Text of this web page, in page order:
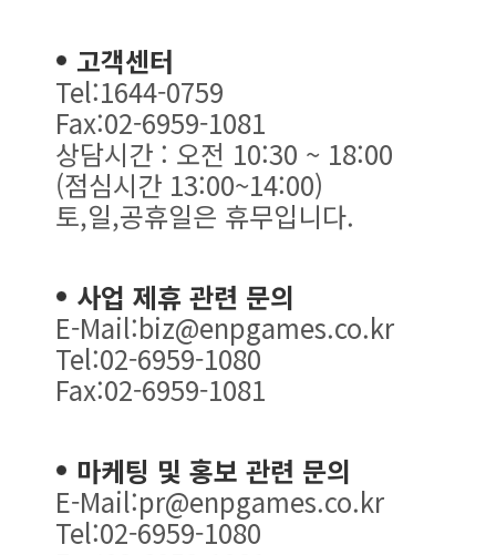
고객센터
Tel:1644-0759
Fax:02-6959-1081
상담시간 : 오전 10:30 ~ 18:00
(점심시간 13:00~14:00)
토,일,공휴일은 휴무입니다.
사업 제휴 관련 문의
E-Mail:biz@enpgames.co.kr
Tel:02-6959-1080
Fax:02-6959-1081
마케팅 및 홍보 관련 문의
E-Mail:pr@enpgames.co.kr
Tel:02-6959-1080